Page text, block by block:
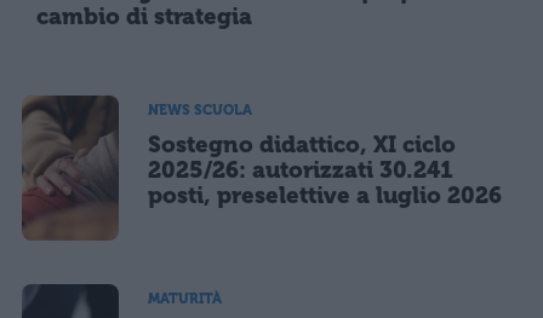
cambio di strategia
NEWS SCUOLA
Sostegno didattico, XI ciclo
2025/26: autorizzati 30.241
posti, preselettive a luglio 2026
MATURITÀ